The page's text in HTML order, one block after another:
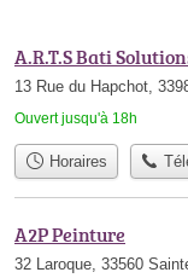
A.R.T.S Bati
13 Rue du Hapchot,
Ouvert jusqu'à 18h
Horaires
A2P Peinture
32 Laroque, 33560